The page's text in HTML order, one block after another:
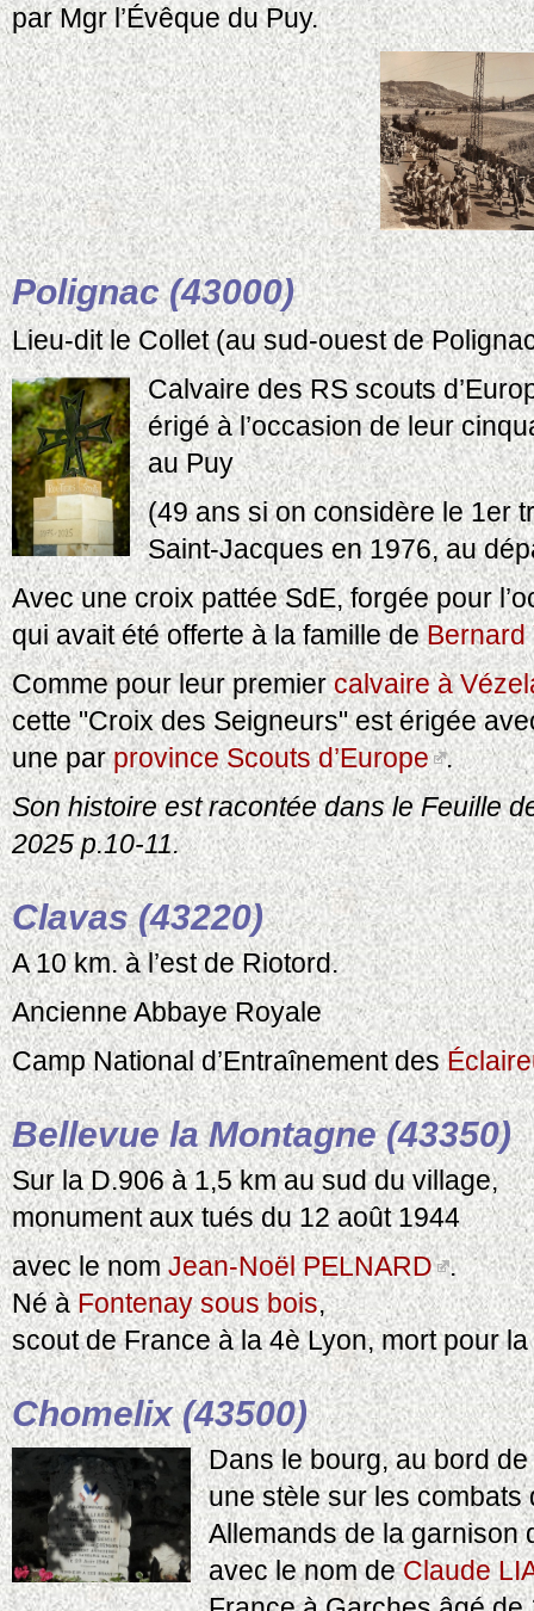
par Mgr l’Évêque du Puy.
Polignac (43000)
Lieu-dit le Collet (au sud-ouest de
Calvaire des RS scouts
érigé à l’occasion de leur
au Puy
(49 ans si on considère le 1er
Saint-Jacques en 1976, au
Avec une croix pattée SdE, forgée pour
qui avait été offerte à la famille deBernard
Comme pour leur premiercalvaire à
cette "Croix des Seigneurs" est érigée
une parprovince Scouts d’Europe .
Son histoire est racontée dans le Feuille
2025 p.10-11.
Clavas (43220)
A 10 km. à l’est de Riotord.
Ancienne Abbaye Royale
Camp National d’Entraînement des
Bellevue la Montagne (43350)
Sur la D.906 à 1,5 km au sud du village,
monument aux tués du 12 août 1944
avec le nomJean-Noël PELNARD .
Né àFontenay sous bois,
scout de France à la 4è Lyon, mort pour
Chomelix (43500)
Dans le bourg, au bord
une stèle sur les combats
Allemands de la garnison
avec le nom deClaude